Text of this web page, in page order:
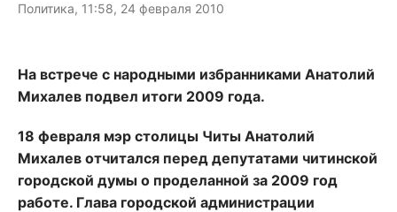
Политика, 11:58, 24 февраля 2010
На встрече с народными избранниками Анатолий
Михалев подвел итоги 2009 года.
18 февраля мэр столицы Читы Анатолий
Михалев отчитался перед депутатами читинской
городской думы о проделанной за 2009 год
работе. Глава городской администрации